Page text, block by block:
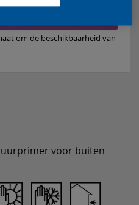
om de beschikbaarheid van
voor buiten